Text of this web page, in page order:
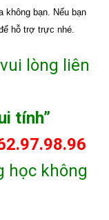
không bạn. Nếu bạn
hỗ trợ trực nhé.
lòng liên
tính”
học không